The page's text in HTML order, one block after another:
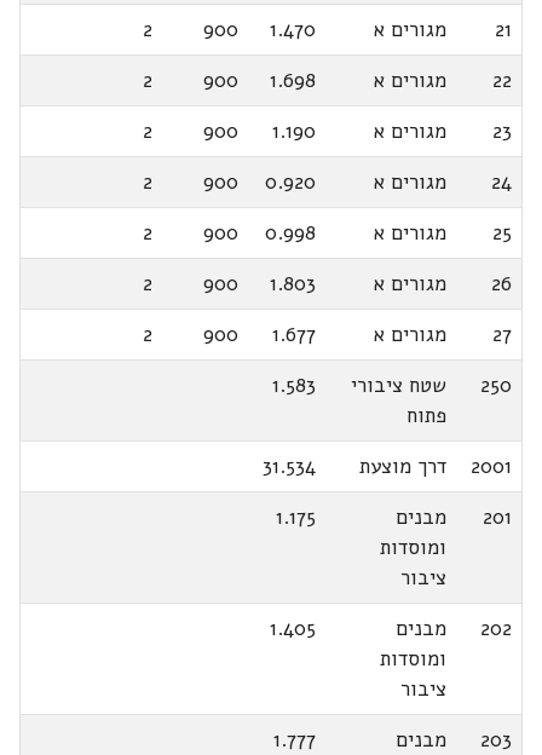
21 מגורים א 1.470
900
2
22
מגורים א 1.698
900
2
23
מגורים א 1.190
900
2
24
מגורים א 0.920
900
2
25
מגורים א 0.998
900
2
26
מגורים א 1.803
900
2
27
מגורים א 1.677
900
2
250
שטח ציבורי
פתוח
1.583
2001 דרך מוצעת
31.534
201
מבנים
ומוסדות
ציבור
1.175
202
מבנים
ומוסדות
ציבור
1.405
203
מבנים
1.777